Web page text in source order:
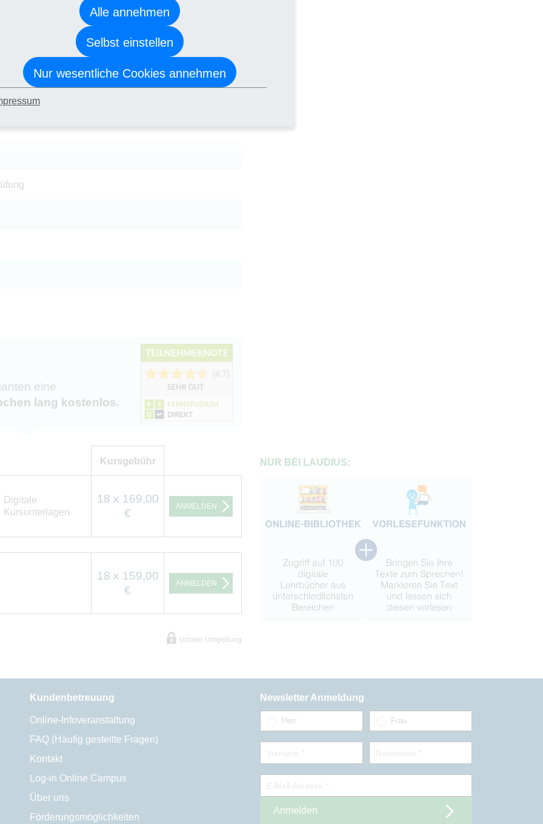
(Wirtschaftsfachwirt*in)
(Geprüfte*r Wirtschaftsfachwirt*in (IHK))
IHK-Prüfung.
(IHK)
eine
lang kostenlos.
Digitale
Kursunterlagen
Kursgebühr
18 x 169,00
€
ANMELDEN
18 x 159,00
€
ANMELDEN
sichere Umgebung
NUR BEI LAUDIUS:
Kundenbetreuung
Online-Infoveranstaltung
FAQ (Häufig gestellte Fragen)
Kontakt
Log-in Online Campus
Über uns
Förderungsmöglichkeiten
Newsletter Anmeldung
Herr Frau
Anmelden
Alle annehmen
Selbst einstellen
Nur wesentliche Cookies annehmen